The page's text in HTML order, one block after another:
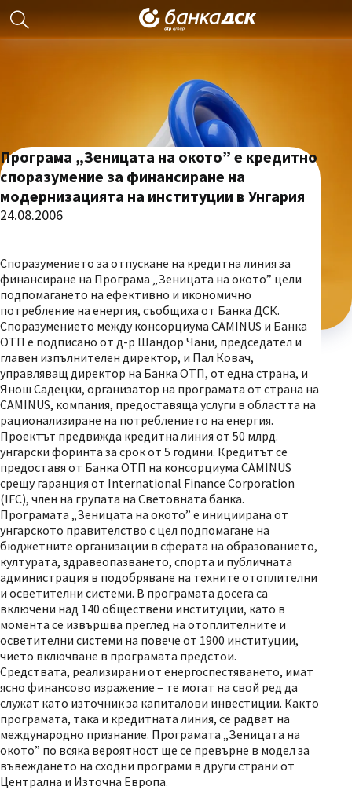
Програма „Зеницата на окото” е кредитно
споразумение за финансиране на
модернизацията на институции в Унгария
24.08.2006
Споразумението за отпускане на кредитна линия за
финансиране на Програма „Зеницата на окото” цели
подпомагането на ефективно и икономично
потребление на енергия, съобщиха от Банка ДСК.
Споразумението между консорциума CAMINUS и Банка
ОТП е подписано от д-р Шандор Чани, председател и
главен изпълнителен директор, и Пал Ковач,
управляващ директор на Банка ОТП, от една страна, и
Янош Садецки, организатор на програмата от страна на
CAMINUS, компания, предоставяща услуги в областта на
рационализиране на потреблението на енергия.
Проектът предвижда кредитна линия от 50 млрд.
унгарски форинта за срок от 5 години. Кредитът се
предоставя от Банка ОТП на консорциума CAMINUS
срещу гаранция от International Finance Corporation
(IFC), член на групата на Световната банка.
Програмата „Зеницата на окото” е инициирана от
унгарското правителство с цел подпомагане на
бюджетните организации в сферата на образованието,
културата, здравеопазването, спорта и публичната
администрация в подобряване на техните отоплителни
и осветителни системи. В програмата досега са
включени над 140 обществени институции, като в
момента се извършва преглед на отоплителните и
осветителни системи на повече от 1900 институции,
чието включване в програмата предстои.
Средствата, реализирани от енергоспестяването, имат
ясно финансово изражение – те могат на свой ред да
служат като източник за капиталови инвестиции. Както
програмата, така и кредитната линия, се радват на
международно признание. Програмата „Зеницата на
окото” по всяка вероятност ще се превърне в модел за
въвеждането на сходни програми в други страни от
Централна и Източна Европа.